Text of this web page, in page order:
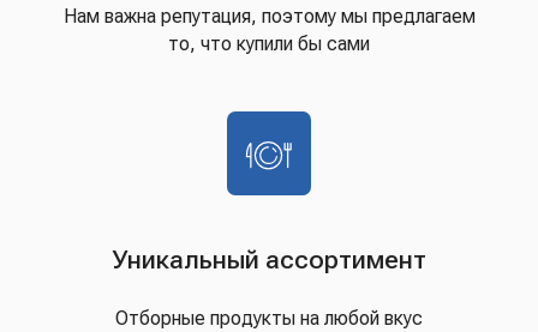
Нам важна репутация, поэтому мы предлагаем
то, что купили бы сами
Уникальный ассортимент
Отборные продукты на любой вкус